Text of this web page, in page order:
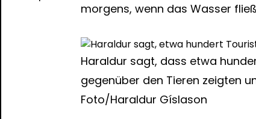
morgens, wenn das Wasser
Haraldur sagt, dass etwa
gegenüber den Tieren zeigten
Foto/Haraldur Gíslason